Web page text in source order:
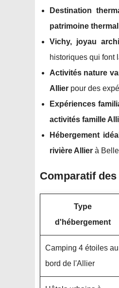
Destination
patrimoine
Vichy, joyau
historiques qui font
Activités nature
Allier pour des
Expériences
activités famille
Hébergement
rivière Allier à
Comparatif
Type
d'hébergement
Camping 4 étoiles au
bord de l'Allier